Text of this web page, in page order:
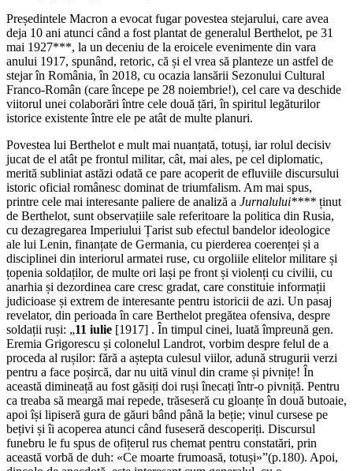
Președintele Macron a evocat fugar povestea stejarului, care avea
deja 10 ani atunci când a fost plantat de generalul Berthelot, pe 31
mai 1927***, la un deceniu de la eroicele evenimente din vara
anului 1917, spunând, retoric, că și el vrea să planteze un astfel de
stejar în România, în 2018, cu ocazia lansării Sezonului Cultural
Franco-Român (care începe pe 28 noiembrie!), cel care va deschide
viitorul unei colaborări între cele două țări, în spiritul legăturilor
istorice existente între ele pe atât de multe planuri.
Povestea lui Berthelot e mult mai nuanțată, totuși, iar rolul decisiv
jucat de el atât pe frontul militar, cât, mai ales, pe cel diplomatic,
merită subliniat astăzi odată ce pare acoperit de efluviile discursului
istoric oficial românesc dominat de triumfalism. Am mai spus,
printre cele mai interesante paliere de analiză a Jurnalului**** ținut
de Berthelot, sunt observațiile sale referitoare la politica din Rusia,
cu dezagregarea Imperiului Țarist sub efectul bandelor ideologice
ale lui Lenin, finanțate de Germania, cu pierderea coerenței și a
disciplinei din interiorul armatei ruse, cu orgoliile elitelor militare și
țopenia soldaților, de multe ori lași pe front și violenți cu civilii, cu
anarhia și dezordinea care cresc gradat, care constituie informații
judicioase și extrem de interesante pentru istoricii de azi. Un pasaj
revelator, din perioada în care Berthelot pregătea ofensiva, despre
soldații ruși: „11 iulie [1917] . În timpul cinei, luată împreună gen.
Eremia Grigorescu și colonelul Landrot, vorbim despre felul de a
proceda al rușilor: fără a aștepta culesul viilor, adună strugurii verzi
pentru a face poșircă, dar nu uită vinul din crame și pivnițe! În
această dimineață au fost găsiți doi ruși înecați într-o pivniță. Pentru
ca treaba să meargă mai repede, trăseseră cu gloanțe în două butoaie,
apoi își lipiseră gura de găuri bând până la beție; vinul cursese pe
bețivi și îi acoperea atunci când fuseseră descoperiți. Discursul
funebru le fu spus de ofițerul rus chemat pentru constatări, prin
această vorbă de duh: «Ce moarte frumoasă, totuși»”(p.180). Apoi,